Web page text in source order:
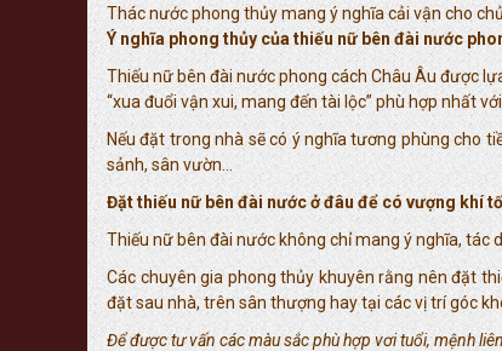
Thác nước phong thủy mang ý nghĩa cải vận cho
Ý nghĩa phong thủy của thiếu nữ bên đài nước
Thiếu nữ bên đài nước phong cách Châu Âu được
“xua đuổi vận xui, mang đến tài lộc” phù hợp nhất
Nếu đặt trong nhà sẽ có ý nghĩa tương phùng cho
sảnh, sân vườn…
Đặt thiếu nữ bên đài nước ở đâu để có vượng khí
Thiếu nữ bên đài nước không chỉ mang ý nghĩa,
Các chuyên gia phong thủy khuyên rằng nên đặt
đặt sau nhà, trên sân thượng hay tại các vị trí góc
Để được tư vấn các màu sắc phù hợp vơi tuổi, mệnh